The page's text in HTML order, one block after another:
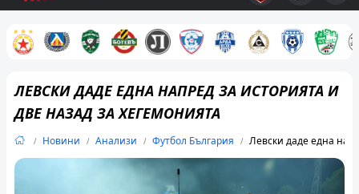
ЛЕВСКИ ДАДЕ ЕДНА НАПРЕД ЗА ИСТОРИЯТА И
ДВЕ НАЗАД ЗА ХЕГЕМОНИЯТА
Новини Анализи Футбол България Левски даде една